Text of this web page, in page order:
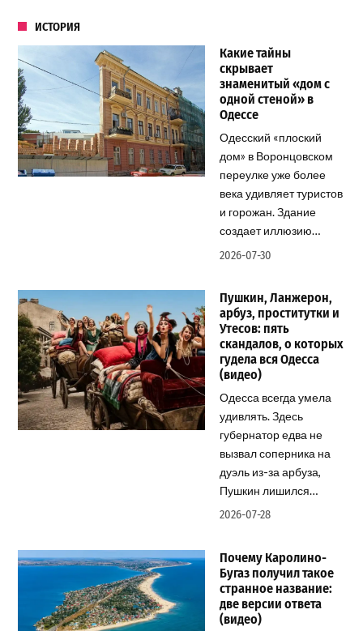
ИСТОРИЯ
Какие тайны
скрывает
знаменитый «дом с
одной стеной» в
Одессе
Одесский «плоский
дом» в Воронцовском
переулке уже более
века удивляет туристов
и горожан. Здание
создает иллюзию…
2026-07-30
Пушкин, Ланжерон,
арбуз, проститутки и
Утесов: пять
скандалов, о которых
гудела вся Одесса
(видео)
Одесса всегда умела
удивлять. Здесь
губернатор едва не
вызвал соперника на
дуэль из-за арбуза,
Пушкин лишился…
2026-07-28
Почему Каролино-
Бугаз получил такое
странное название:
две версии ответа
(видео)